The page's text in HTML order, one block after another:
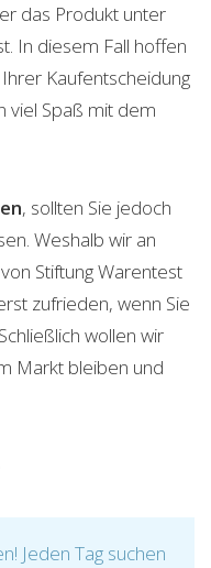
das Produkt unter
In diesem Fall hoffen
Kaufentscheidung
viel Spaß mit dem
, sollten Sie jedoch
Weshalb wir an
Stiftung Warentest
zufrieden, wenn Sie
wollen wir
Markt bleiben und
Jeden Tag suchen